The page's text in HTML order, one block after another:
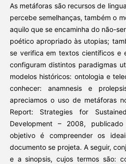
As metáforas são recursos de
percebe semelhanças, também o
aquilo que se encaminha do não-
poético apropriado às utopias;
se verifica em textos científicos e
configuram distintos paradigmas
modelos históricos: ontologia e
conhecer: anamnesis e
apreciamos o uso de metáforas
Report: Strategies for
Development – 2008,
objetivo é compreender os
documento se projeta. A seguir,
e a sinopsis, cujos termos são: